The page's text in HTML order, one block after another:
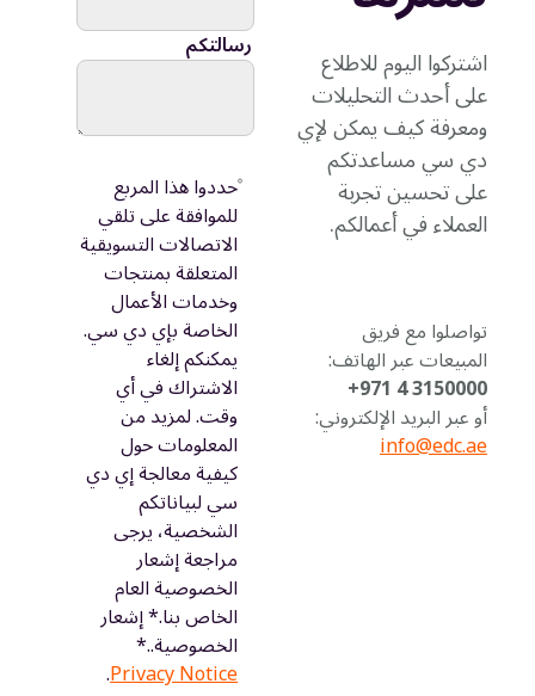
اشتركوا اليوم للاطلاع
على أحدث التحليلات
ومعرفة كيف يمكن لإي
دي سي مساعدتكم
على تحسين تجربة
العملاء في أعمالكم.
تواصلوا مع فريق
المبيعات عبر الهاتف:
3150000 4 971+
أو عبر البريد الإلكتروني:
info@edc.ae
رسالتكم
حددوا هذا المربع
للموافقة على تلقي
الاتصالات التسويقية
المتعلقة بمنتجات
وخدمات الأعمال
الخاصة بإي دي سي.
يمكنكم إلغاء
الاشتراك في أي
وقت. لمزيد من
المعلومات حول
كيفية معالجة إي دي
سي لبياناتكم
الشخصية، يرجى
مراجعة إشعار
الخصوصية العام
الخاص بنا.* إشعار
الخصوصية..*
Privacy Notice
.